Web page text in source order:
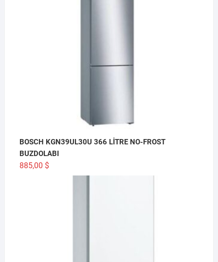
BOSCH KGN39UL30U 366 LİTRE NO-FROST
BUZDOLABI
885,00 $